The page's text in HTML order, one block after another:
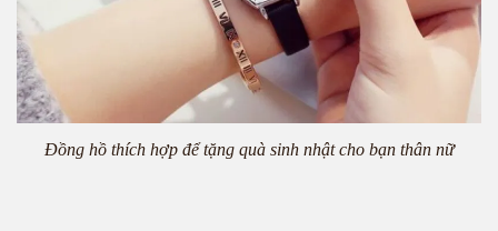
Đồng hồ thích hợp để tặng quà sinh nhật cho bạn thân nữ